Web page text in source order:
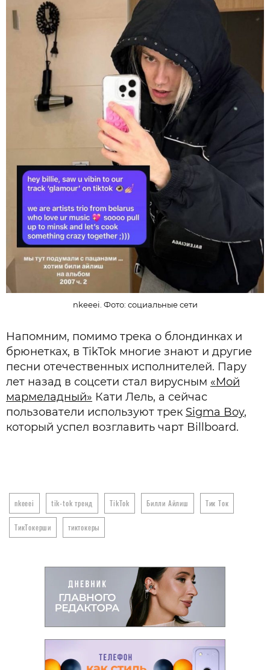
nkeeei. Фото: социальные сети
Напомним, помимо трека о блондинках и
брюнетках, в TikTok многие знают и другие
песни отечественных исполнителей. Пару
лет назад в соцсети стал вирусным «Мой
мармеладный» Кати Лель, а сейчас
пользователи используют трек Sigma Boy,
который успел возглавить чарт Billboard.
nkeeei tik-tok тренд TikTok Билли Айлиш Тик Ток
ТикТокерши тиктокеры